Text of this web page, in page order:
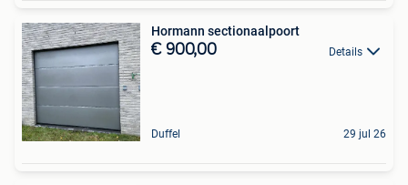
Hormann sectionaalpoort
€ 900,00 Details
Duffel 29 jul 26